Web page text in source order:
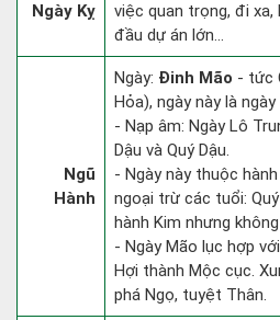
Ngày Kỵ
việc quan trọng, đi
đầu dự án lớn...
Ngũ
Hành
Ngày: Đinh Mão - tức
Hỏa), ngày này là
- Nạp âm: Ngày Lô
Dậu và Quý Dậu.
- Ngày này thuộc
ngoại trừ các tuổi:
hành Kim nhưng
- Ngày Mão lục hợp
Hợi thành Mộc cục.
phá Ngọ, tuyệt Thân.